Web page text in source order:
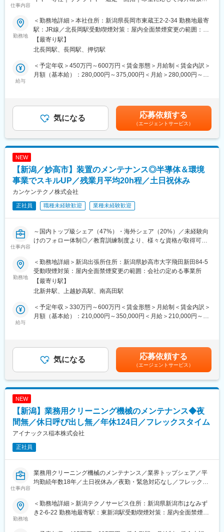
■当社の特徴：
当社は、駐車券発行・ゲート昇降・料金精算などの駐車場管理シ
ステムや、監視カメラなど、情報通信システムの設計・施工・保
行政無線や消防救急無線などを手掛けており、地場優良企業とな
っています。
メラシステム ・ビジネスホン／テレビ会議システム
・有線ネットワーク設備 ・タクシー配車システム ・バス・ト
ラック運行管理システム ・一般業務用無線設備
無線設備 ・高機能消防指令センター ・消防救急無線設備
変更の範囲：会社の定める業務
仕事内容
■業務内容：
当社では、価格決定までを担う「バイヤー」と、発注・仕入れ以
降を担う「調達」の役割を明確に分担しています。本ポジション
では、調達コストの最適化やサプライヤー戦略の立案を通じて、
製品競争力の向上と会社の利益創出に貢献いただく重要なポジシ
ョンです。
・車載製品向け部品および材料の購買業務
・調達コスト低減に向けた企画立案および交渉
・国内外のサプライヤー開拓および評価
■同ポジション魅力：
・グローバルなキャリア形成：将来的には適性や志向に応じて、
海外出張や海外赴任の機会があります。
た評価制度を採用しています。
・充実した研修制度：入社後2ヶ月～半年間、本社（新潟県長岡
市）にて研修を実施（住み込みまたは出張）
■福利厚生魅力
・社員食堂完備
・賃貸住宅補助手当あり（最大15年間支給）
∟1～3年目 月額4.3万円～15年目 月額2万円支給
・年末年始・GW・夏季休暇はそれぞれ7～10日程度の連続休暇
車載計器分野では、四輪車用計器で世界シェア14％、二輪車用計
器で世界シェア37％を誇り、世界各国で設計・生産・販売を展開
シェア50％を占めており、二輪車用計器およびHUD分野では世界
変更の範囲：会社の定める業務
勤務地
＜勤務地詳細＞本社住所：新潟県長岡市東蔵王2-2-34 勤務地最寄
駅：JR線／北長岡駅受動喫煙対策：屋内全面禁煙変更の範囲：会
社の定める事業所（リモートワーク含む）
【最寄り駅】
北長岡駅、長岡駅、押切駅
給与
＜予定年収＞450万円～600万円＜賃金形態＞月給制＜賃金内訳＞
月額（基本給）：280,000円～375,000円＜月給＞280,000円～
績による賃金はあくまでも目安の金額であり、選考を通じて上下
する可能性があります。月給(月額)は固定手当を含めた表記です。
気になる 応募依頼する
（エージェントサービス）
NEW
【新潟／妙高市】装置のメンテナンス◎半導体＆環境
事業でスキルUP／残業月平均20h程／土日祝休み
カンケンテクノ株式会社
正社員 職種未経験歓迎 業種未経験歓迎
仕事内容
～国内トップ級シェア（47%）・海外シェア（20%）／未経験向
けのフォロー体制◎／教育訓練制度より、様々な資格が取得可能
◎身に付くスキル
・半導体×環境事業の最先端を知ることができる
・手に職がつく（工具スキル、機械・電気・化学知識）
・コミュニケーション能力（お客様から感謝される仕事です）
大気環境保全装置の国内トップクラスのシェアメーカーである当
■職務内容：
・当社装置の納入先工場に赴き、装置立上、メンテナンス、部品
・クリーンルームでの作業が中心となりますが屋外での作業もあ
ります。
■当社の魅力：
・大気環境の保全（大気汚染を防止する装置）事業を展開する環
ます。
・教育訓練制度により、様々な資格が取得出来ます（費用会社負
勤務地
＜勤務地詳細＞新潟出張所住所：新潟県妙高市大字飛田新田84-5
受動喫煙対策：屋内全面禁煙変更の範囲：会社の定める事業所
【最寄り駅】
北新井駅、上越妙高駅、南高田駅
給与
＜予定年収＞330万円～600万円＜賃金形態＞月給制＜賃金内訳＞
月額（基本給）：210,000円～350,000円＜月給＞210,000円～
る可能性があります。月給(月額)は固定手当を含めた表記です。
気になる 応募依頼する
（エージェントサービス）
NEW
【新潟】業務用クリーニング機械のメンテナンス◆夜
間無／休日呼び出し無／年休124日／フレックスタイム
アイナックス稲本株式会社
正社員
仕事内容
業務用クリーニング機械のメンテナンス／業界トップシェア／平
均勤続年数18年／土日祝休み／夜勤・緊急対応なし／フレックス
勤務地
＜勤務地詳細＞新潟テクノサービス住所：新潟県新潟市はなみず
き2-6-22 勤務地最寄駅：東新潟駅受動喫煙対策：屋内全面禁煙変